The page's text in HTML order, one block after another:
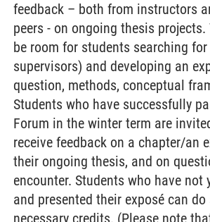
feedback – both from instructors
peers - on ongoing thesis
be room for students searching
supervisors) and developing an
question, methods, conceptual
Students who have successfully
Forum in the winter term are
receive feedback on a chapter/an
their ongoing thesis, and on
encounter. Students who have not
and presented their exposé can
necessary credits. (Please note